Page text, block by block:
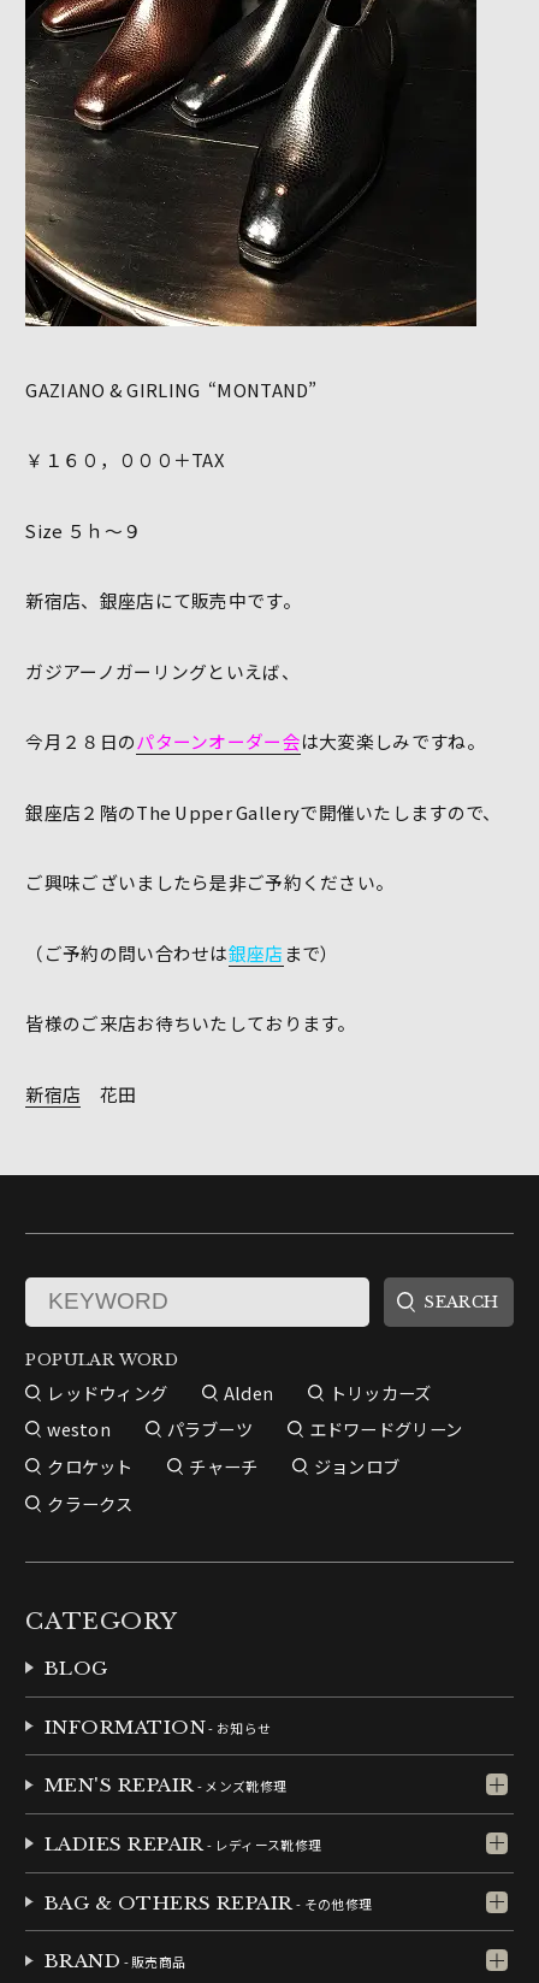
GAZIANO & GIRLING “MONTAND”
￥１６０，０００＋TAX
Size ５ｈ～９
新宿店、銀座店にて販売中です。
ガジアーノガーリングといえば、
今月２８日のパターンオーダー会は大変楽しみですね。
銀座店２階のThe Upper Galleryで開催いたしますので、
ご興味ございましたら是非ご予約ください。
（ご予約の問い合わせは銀座店 まで）
皆様のご来店お待ちいたしております。
新宿店 花田
POPULAR WORD
レッドウィング Alden
トリッカーズ
weston
パラブーツ
エドワードグリーン
クロケット
チャーチ
ジョンロブ
クラークス
CATEGORY
BLOG
INFORMATION- お知らせ
MEN'S REPAIR- メンズ靴修理
LADIES REPAIR- レディース靴修理
BAG & OTHERS REPAIR - その他修理
BRAND - 販売商品